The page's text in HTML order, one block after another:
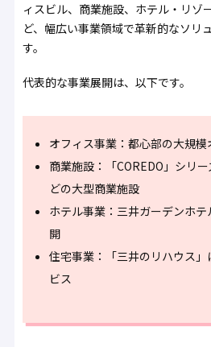
ィスビル、商業施設、ホテル・リゾ
ど、幅広い事業領域で革新的なソリ
す。
代表的な事業展開は、以下です。
オフィス事業：都心部の大規
商業施設：「COREDO」シリ
どの大型商業施設
ホテル事業：三井ガーデンホ
開
住宅事業：「三井のリハウス
ビス